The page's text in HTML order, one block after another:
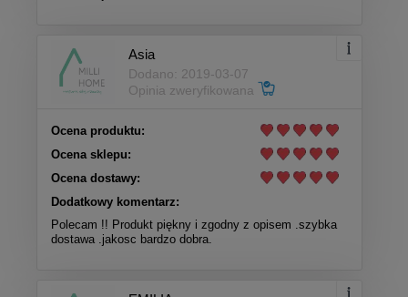
Asia
Dodano: 2019-03-07
Opinia zweryfikowana
Ocena produktu:
Ocena sklepu:
Ocena dostawy:
Dodatkowy komentarz:
Polecam !! Produkt piękny i zgodny z opisem .szybka
dostawa .jakosc bardzo dobra.